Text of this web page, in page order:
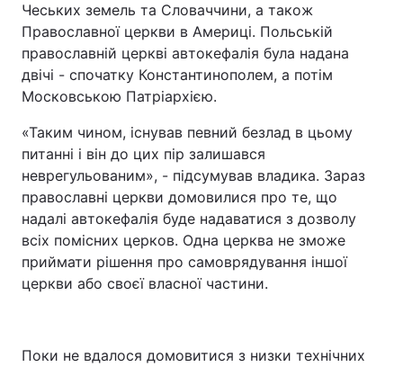
Чеських земель та Словаччини, а також
Православної церкви в Америці. Польській
православній церкві автокефалія була надана
двічі - спочатку Константинополем, а потім
Московською Патріархією.
«Таким чином, існував певний безлад в цьому
питанні і він до цих пір залишався
неврегульованим», - підсумував владика. Зараз
православні церкви домовилися про те, що
надалі автокефалія буде надаватися з дозволу
всіх помісних церков. Одна церква не зможе
приймати рішення про самоврядування іншої
церкви або своєї власної частини.
Поки не вдалося домовитися з низки технічних